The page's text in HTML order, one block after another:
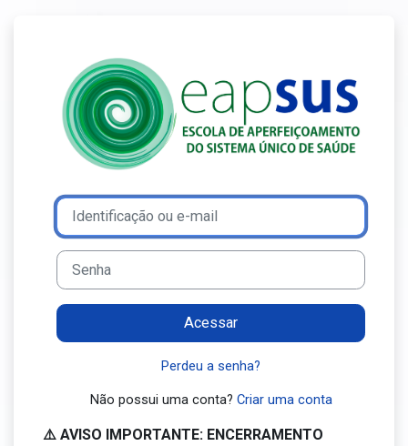
Avançar para criar nova conta
Identificação ou e-mail
Senha
Acessar
Perdeu a senha?
Não possui uma conta? Criar uma conta
⚠️ AVISO IMPORTANTE: ENCERRAMENTO